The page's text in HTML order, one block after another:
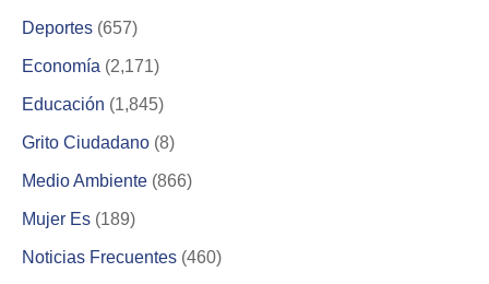
Deportes (657)
Economía (2,171)
Educación (1,845)
Grito Ciudadano (8)
Medio Ambiente (866)
Mujer Es (189)
Noticias Frecuentes (460)